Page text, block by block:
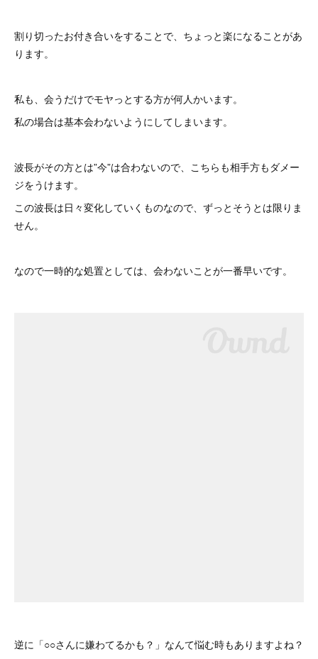
割り切ったお付き合いをすることで、ちょっと楽になることがあ
ります。
私も、会うだけでモヤっとする方が何人かいます。
私の場合は基本会わないようにしてしまいます。
波長がその方とは”今”は合わないので、こちらも相手方もダメー
ジをうけます。
この波長は日々変化していくものなので、ずっとそうとは限りま
せん。
なので一時的な処置としては、会わないことが一番早いです。
逆に「○○さんに嫌わてるかも？」なんて悩む時もありますよね？